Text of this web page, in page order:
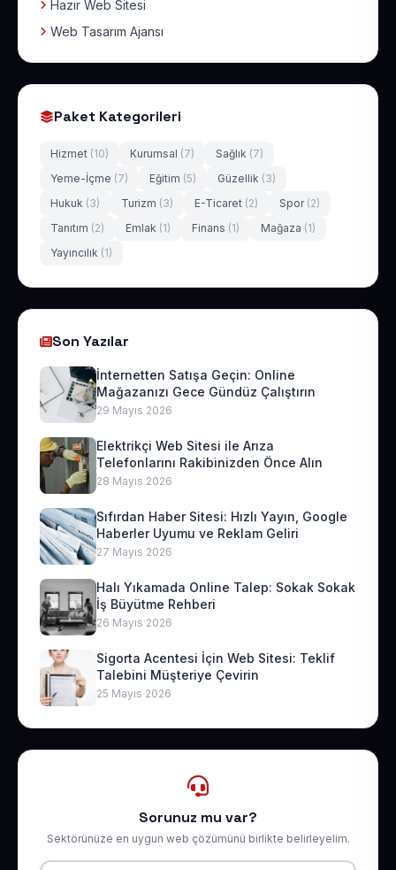
Hazır Web Sitesi
Web Tasarım Ajansı
Paket Kategorileri
Hizmet (10) Kurumsal (7) Sağlık (7)
Yeme-İçme (7) Eğitim (5) Güzellik (3)
Hukuk (3) Turizm (3) E-Ticaret (2) Spor (2)
Tanıtım (2) Emlak (1) Finans (1) Mağaza (1)
Yayıncılık (1)
Son Yazılar
İnternetten Satışa Geçin: Online
Mağazanızı Gece Gündüz Çalıştırın
29 Mayıs 2026
Elektrikçi Web Sitesi ile Arıza
Telefonlarını Rakibinizden Önce Alın
28 Mayıs 2026
Sıfırdan Haber Sitesi: Hızlı Yayın, Google
Haberler Uyumu ve Reklam Geliri
27 Mayıs 2026
Halı Yıkamada Online Talep: Sokak Sokak
İş Büyütme Rehberi
26 Mayıs 2026
Sigorta Acentesi İçin Web Sitesi: Teklif
Talebini Müşteriye Çevirin
25 Mayıs 2026
Sorunuz mu var?
Sektörünüze en uygun web çözümünü birlikte belirleyelim.